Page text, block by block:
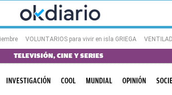
VOLUNTARIOS para vivir en isla GRIEGA
TELEVISIÓN, CINE Y SERIES
INVESTIGACIÓN COOL MUNDIAL OPINIÓN